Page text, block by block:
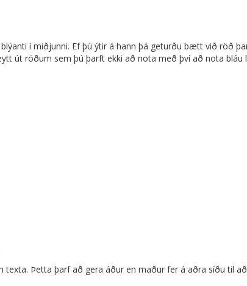
í miðjunni. Ef þú ýtir á hann þá geturðu bætt við röð
út röðum sem þú þarft ekki að nota með því að nota bláu
Þetta þarf að gera áður en maður fer á aðra síðu til